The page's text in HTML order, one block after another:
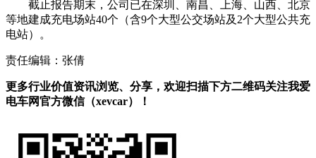
截止报告期末，公司已在深圳、南昌、上海、山西、北京
等地建成充电场站40个（含9个大型公交场站及2个大型公共充
电站）。
责任编辑：张倩
更多行业价值资讯浏览、分享，欢迎扫描下方二维码关注我爱
电车网官方微信（xevcar）！